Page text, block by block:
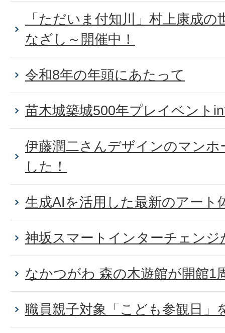
「ただいま付知川」村上康成
なざし～開催中！
令和8年の年頭にあたって
苗木城築城500年プレイベント
伊藤潤二さんデザインのマン
した！
生成AIを活用した最新のアート
神坂スマートインターチェン
なかつがわ 森の木遊館が開館1
職員親子対象「こども参観日」